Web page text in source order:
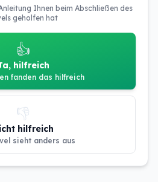
Ihnen beim Abschließen des
geholfen hat
👍
hilfreich
fanden das hilfreich
👎
hilfreich
sieht anders aus